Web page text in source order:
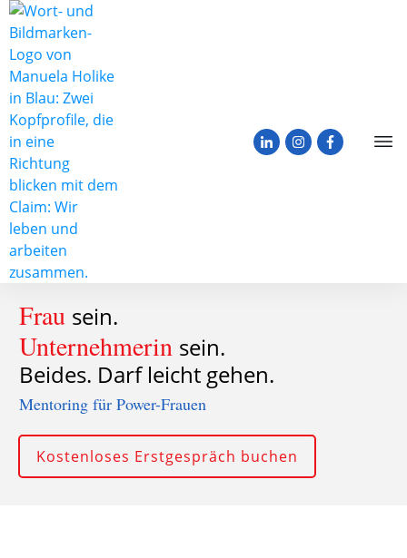
Frau sein.
Unternehmerin sein.
Beides. Darf leicht gehen.
Mentoring für Power-Frauen
Kostenloses Erstgespräch buchen